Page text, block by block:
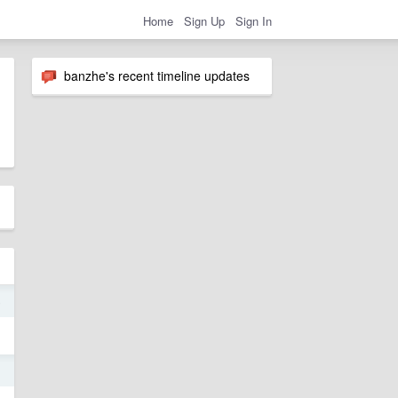
Home Sign Up Sign In
banzhe's recent timeline updates